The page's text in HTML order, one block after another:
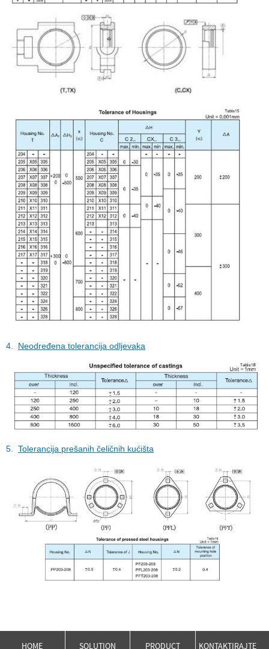
4. Neodređena tolerancija odljevaka
5. Tolerancija prešanih čeličnih kućišta
HOME SOLUTION PRODUCT KONTAKTIRAJTE